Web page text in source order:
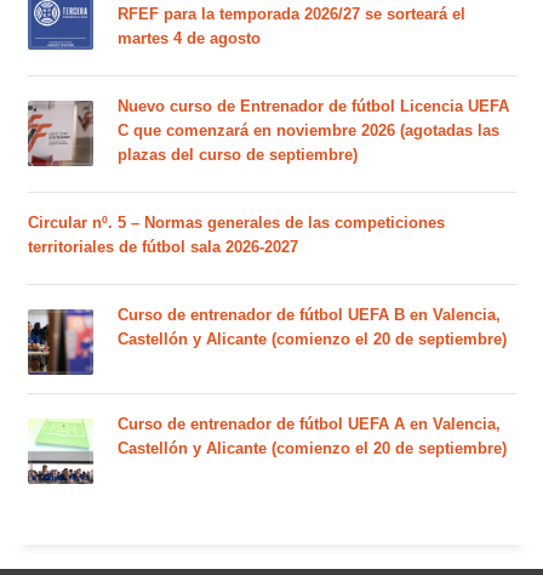
RFEF para la temporada 2026/27 se sorteará el
martes 4 de agosto
Nuevo curso de Entrenador de fútbol Licencia UEFA
C que comenzará en noviembre 2026 (agotadas las
plazas del curso de septiembre)
Circular nº. 5 – Normas generales de las competiciones
territoriales de fútbol sala 2026-2027
Curso de entrenador de fútbol UEFA B en Valencia,
Castellón y Alicante (comienzo el 20 de septiembre)
Curso de entrenador de fútbol UEFA A en Valencia,
Castellón y Alicante (comienzo el 20 de septiembre)